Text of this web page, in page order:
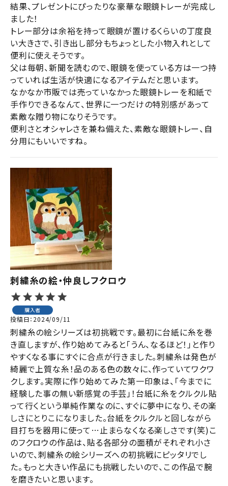
結果、プレゼントにぴったりな豪華な眼鏡トレーが完成し
ました！
トレー部分は余裕を持って眼鏡が置けるくらいの丁度良
い大きさで、引き出し部分もちょっとした小物入れとして
便利に使えそうです。
父は毎朝、新聞を読むので、眼鏡を使っている方は一つ持
っていれば生活が快適になるアイテムだと思います。
なかなか市販では売っていなかった眼鏡トレーを和紙で
手作りできるなんて、世界に一つだけの特別感があって
素敵な贈り物になりそうです。
便利さとオシャレさを兼ね備えた、素敵な眼鏡トレー、自
分用にもいいですね。
刺繍糸の絵・仲良しフクロウ
購入者
投稿日 2024/09/11
刺繍糸の絵シリーズは初挑戦です。最初に台紙に糸を巻
き直しますが、作り始めてみると「うん、なるほど！」と作り
やすくなる事にすぐに合点が行きました。刺繍糸は発色が
綺麗で上質な糸！品のある色の数々に、作っていてワクワ
クします。実際に作り始めてみた第一印象は、「今までに
経験した事の無い新感覚の手芸」！台紙に糸をクルクル貼
って行くという単純作業なのに、すぐに夢中になり、その楽
しさにとりこになりました。台紙をクルクルと回しながら
目打ちを器用に使って…止まらなくなる楽しさです(笑)こ
のフクロウの作品は、貼る各部分の面積がそれぞれ小さ
いので、刺繍糸の絵シリーズへの初挑戦にピッタリでし
た。もっと大きい作品にも挑戦したいので、この作品で腕
を磨きたいと思います。